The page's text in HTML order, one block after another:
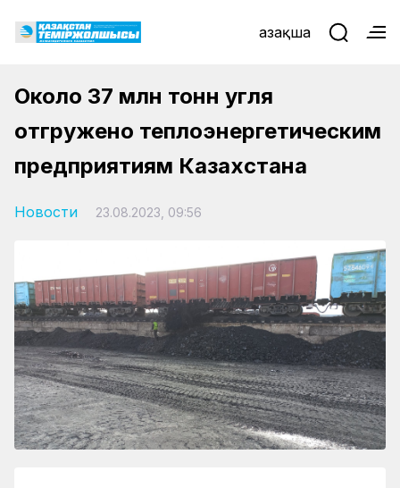
Қазақша
Около 37 млн тонн угля
отгружено теплоэнергетическим
предприятиям Казахстана
Новости 23.08.2023, 09:56